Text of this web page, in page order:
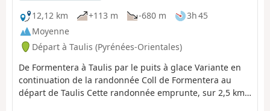
12,12 km
+113 m -680 m
3h 45
Moyenne
Départ à Taulis (Pyrénées-Orientales)
De Formentera à Taulis par le puits à glace Variante en
continuation de la randonnée Coll de Formentera au
départ de Taulis Cette randonnée emprunte, sur 2,5 km,